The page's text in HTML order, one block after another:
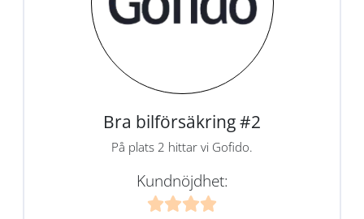
Bra bilförsäkring #2
På plats 2 hittar vi Gofido.
Kundnöjdhet: